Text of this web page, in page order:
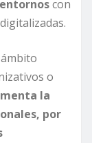
entornoscon
o
la
por